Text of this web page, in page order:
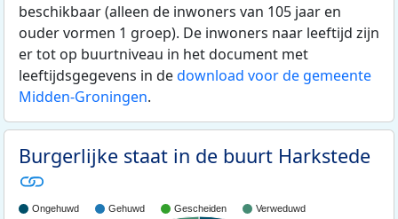
beschikbaar (alleen de inwoners van 105 jaar en
ouder vormen 1 groep). De inwoners naar leeftijd zijn
er tot op buurtniveau in het document met
leeftijdsgegevens in dedownload voor de gemeente
Midden-Groningen.
Burgerlijke staat in de buurt Harkstede
Ongehuwd Gehuwd Gescheiden Verweduwd